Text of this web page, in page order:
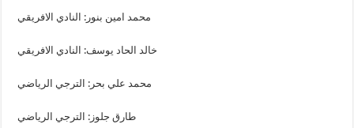
محمد امين بنور: النادي الافريقي
خالد الحاد يوسف: النادي الافريقي
محمد علي بحر: الترجي الرياضي
طارق جلوز: الترجي الرياضي